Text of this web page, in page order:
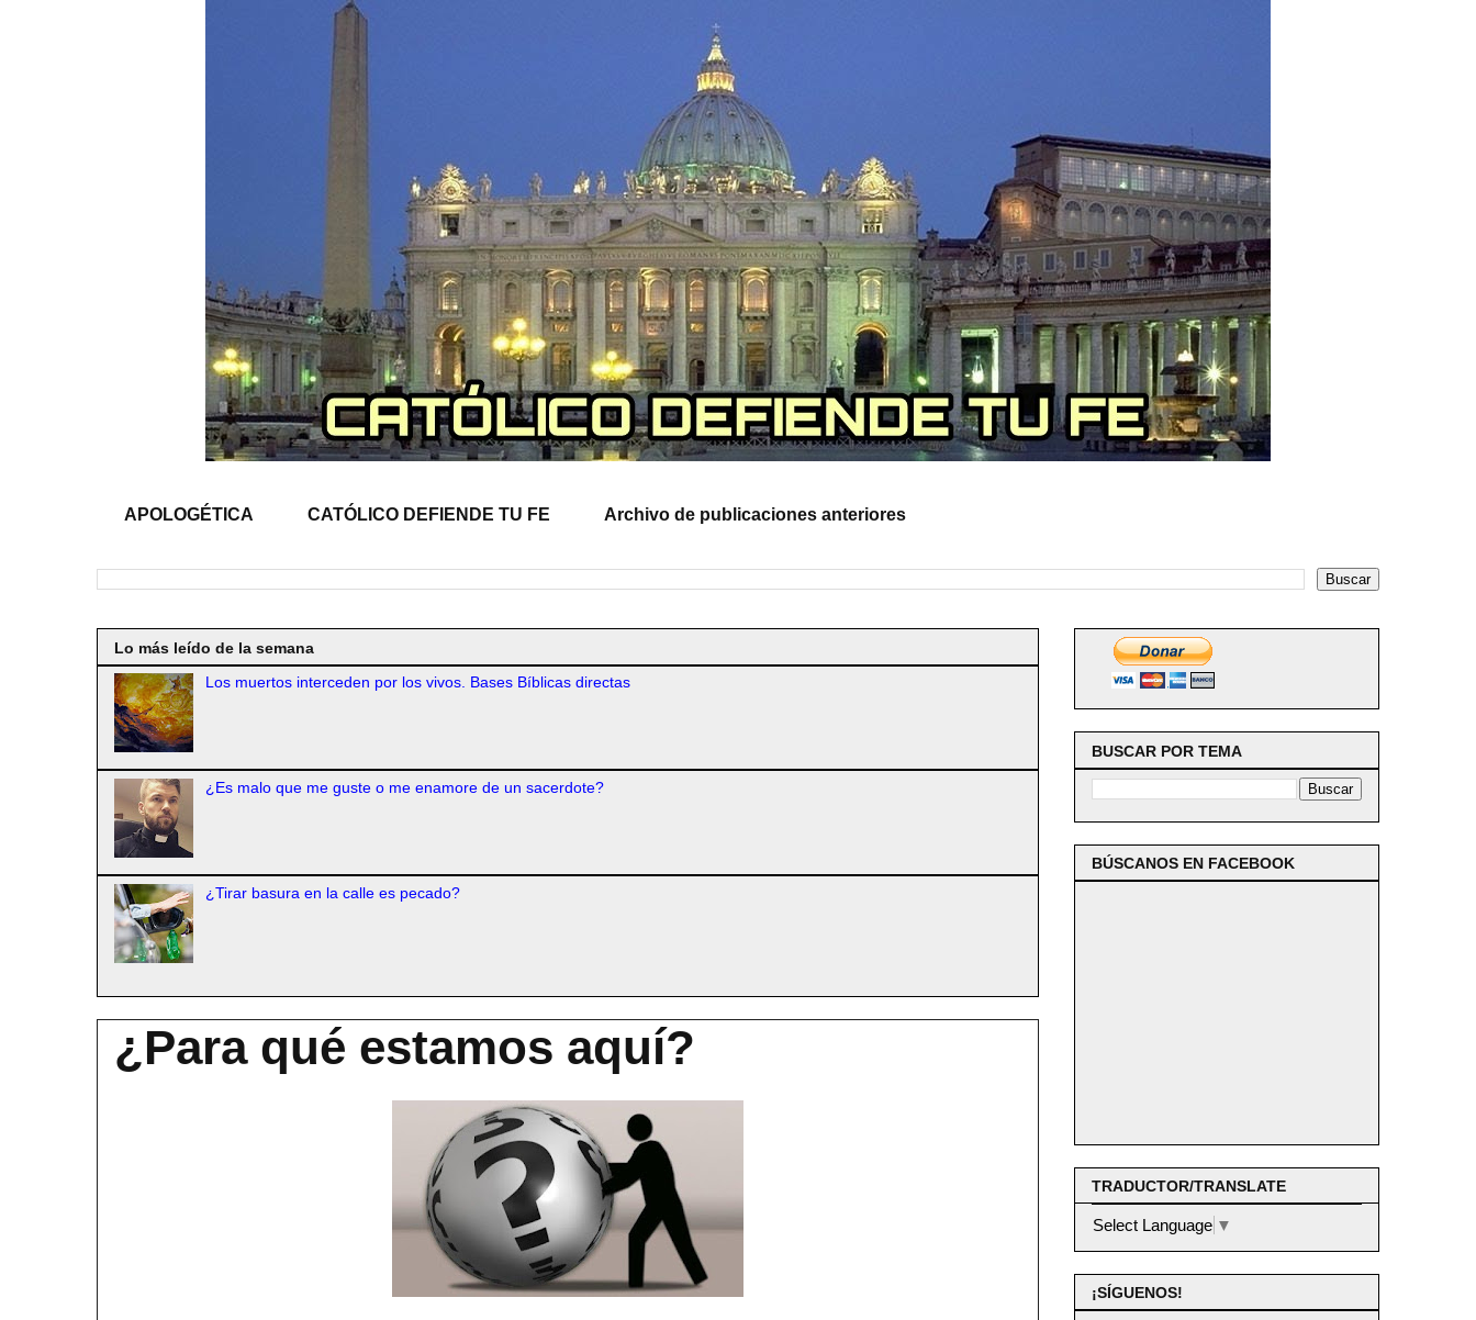
APOLOGÉTICA CATÓLICO DEFIENDE TU FE Archivo de publicaciones anteriores
Lo más leído de la semana
Los muertos interceden por los vivos. Bases Bíblicas directas
¿Es malo que me guste o me enamore de un sacerdote?
¿Tirar basura en la calle es pecado?
¿Para qué estamos aquí?
BUSCAR POR TEMA
BÚSCANOS EN FACEBOOK
TRADUCTOR/TRANSLATE
Select Language ▼
¡SÍGUENOS!